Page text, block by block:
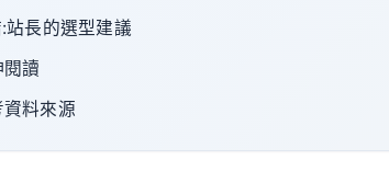
站長的選型建議
讀
資料來源